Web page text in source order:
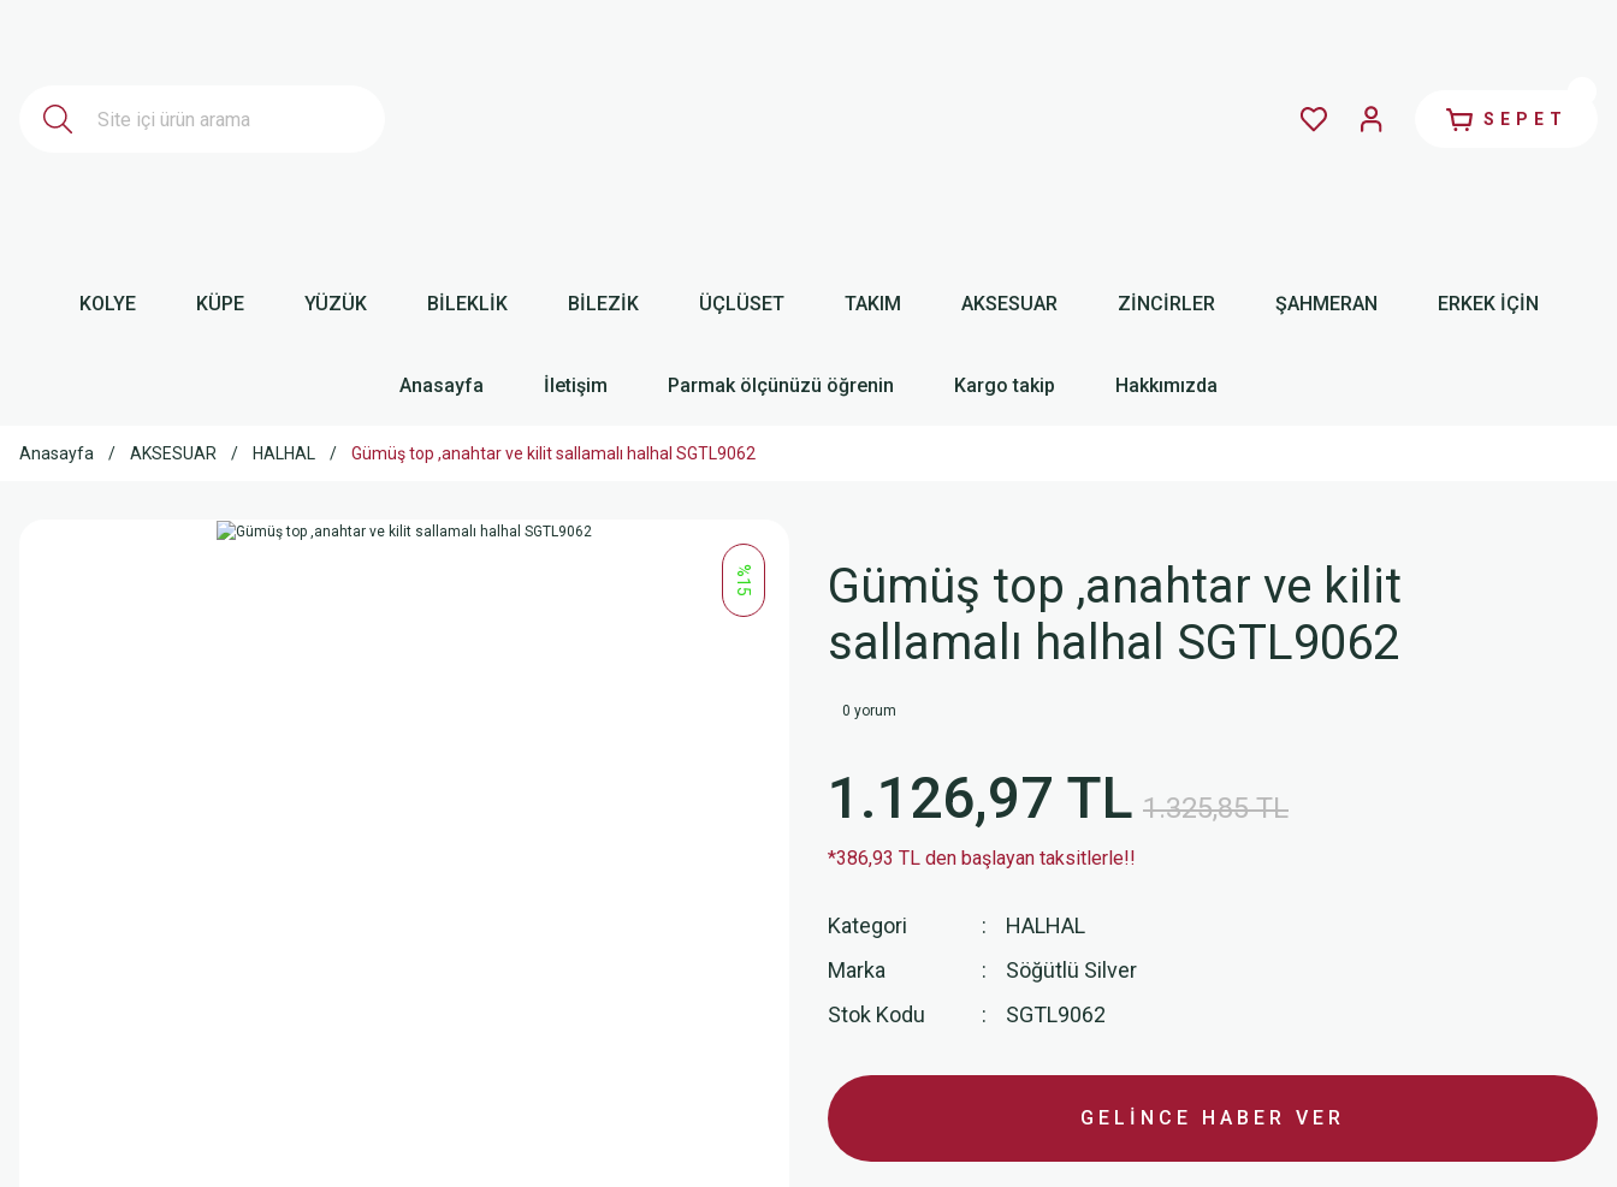
SEPET
KOLYE KÜPE YÜZÜK BİLEKLİK BİLEZİK ÜÇLÜSET TAKIM AKSESUAR ZİNCİRLER ŞAHMERAN ERKEK İÇİN
Anasayfa İletişim Parmak ölçünüzü öğrenin Kargo takip Hakkımızda
Anasayfa AKSESUAR HALHAL Gümüş top ,anahtar ve kilit sallamalı halhal SGTL9062
%15
Gümüş top ,anahtar ve kilit
sallamalı halhal SGTL9062
0 yorum
1.126,97 TL 1.325,85 TL
*386,93 TL den başlayan taksitlerle!!
Kategori
HALHAL
Marka
Söğütlü Silver
Stok Kodu
SGTL9062
GELİNCE HABER VER